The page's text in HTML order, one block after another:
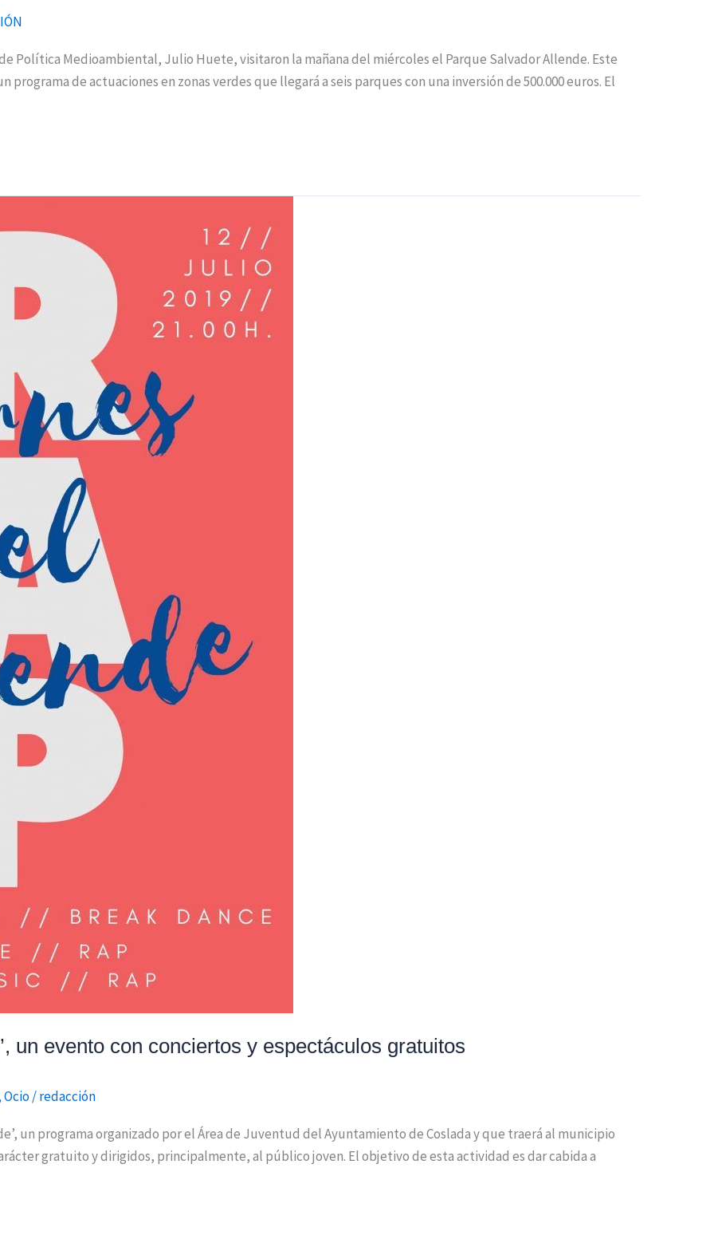
Política Medioambiental, Julio Huete, visitaron la mañana del miércoles el Parque Salvador Allende. Este
de actuaciones en zonas verdes que llegará a seis parques con una inversión de 500.000 euros. El
un evento con conciertos y espectáculos gratuitos
Ocio/redacción
un programa organizado por el Área de Juventud del Ayuntamiento de Coslada y que traerá al municipio
gratuito y dirigidos, principalmente, al público joven. El objetivo de esta actividad es dar cabida a